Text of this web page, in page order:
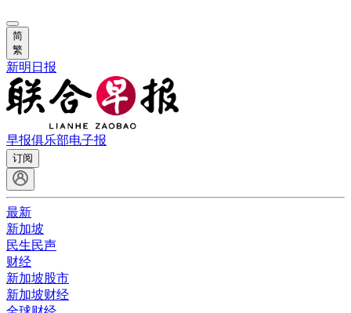
简
繁
新明日报
早报俱乐部电子报
订阅
最新
新加坡
民生民声
财经
新加坡股市
新加坡财经